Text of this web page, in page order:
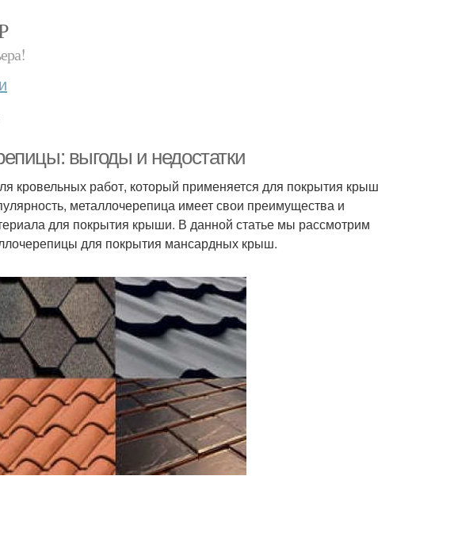
выгоды и недостатки
кровельных работ, который применяется для покрытия крыш
металлочерепица имеет свои преимущества и
для покрытия крыши. В данной статье мы рассмотрим
для покрытия мансардных крыш.